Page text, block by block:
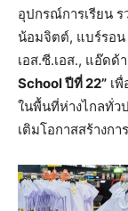
อุปกรณ์การเรียน
น้อมจิตต์, แบร์รอน
เอส.ซี.เอส., แอ๊ดด้
School ปีที่ 22” เ
ในพื้นที่ห่างไกลทั่ว
เติมโอกาสสร้างกา